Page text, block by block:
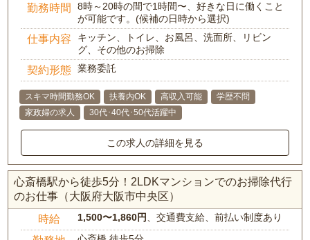
勤務時間
8時～20時の間で1時間〜、好きな日に働くこと
が可能です。(候補の日時から選択)
仕事内容
キッチン、トイレ、お風呂、洗面所、リビン
グ、その他のお掃除
契約形態 業務委託
スキマ時間勤務OK 扶養内OK 高収入可能
学歴不問
家政婦の求人
30代･40代･50代活躍中
この求人の詳細を見る
心斎橋駅から徒歩5分！2LDKマンションでのお掃除代行
のお仕事（大阪府大阪市中央区）
時給 1,500〜1,860円、交通費支給、前払い制度あり